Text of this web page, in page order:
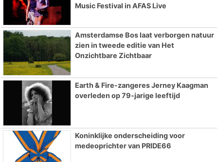
Music Festival in AFAS Live
Amsterdamse Bos laat verborgen natuur
zien in tweede editie van Het
Onzichtbare Zichtbaar
Earth & Fire-zangeres Jerney Kaagman
overleden op 79-jarige leeftijd
Koninklijke onderscheiding voor
medeoprichter van PRIDE66